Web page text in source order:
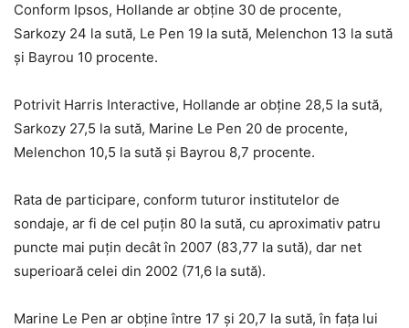
Conform Ipsos, Hollande ar obţine 30 de procente,
Sarkozy 24 la sută, Le Pen 19 la sută, Melenchon 13 la sută
şi Bayrou 10 procente.
Potrivit Harris Interactive, Hollande ar obţine 28,5 la sută,
Sarkozy 27,5 la sută, Marine Le Pen 20 de procente,
Melenchon 10,5 la sută şi Bayrou 8,7 procente.
Rata de participare, conform tuturor institutelor de
sondaje, ar fi de cel puţin 80 la sută, cu aproximativ patru
puncte mai puţin decât în 2007 (83,77 la sută), dar net
superioară celei din 2002 (71,6 la sută).
Marine Le Pen ar obţine între 17 şi 20,7 la sută, în faţa lui